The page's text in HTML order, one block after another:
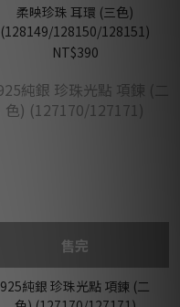
柔映珍珠 耳環 (三色)
(128149/128150/128151)
NT$390
售完
925純銀 珍珠光點 項鍊 (二